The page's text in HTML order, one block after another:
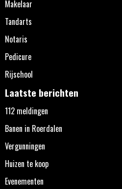
Makelaar
Tandarts
Notaris
Pedicure
Rijschool
Laatste berichten
112 meldingen
Banen in Roerdalen
Vergunningen
Huizen te koop
Evenementen